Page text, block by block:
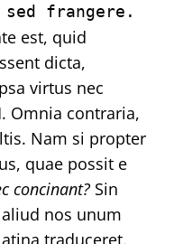
frangere.
est, quid
dicta,
virtus nec
Omnia contraria,
Nam si propter
quae possit e
concinant? Sin
nos unum